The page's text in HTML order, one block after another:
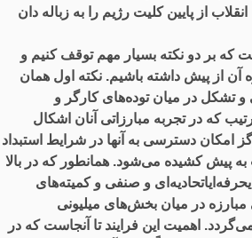
از پایین کلیت رژیم را به زباله دان
که بر دو نکته بسیار مهم توقف کنیم و
آن از پیش داشته باشیم. نکته اول همان
تشکل در میان توده‌های کارگر و
که در تجربه مبارزاتی آنان اشکال
امکان دسترسی به آنها در شرایط استبداد
پیش کشیده می‌شود. همانطور که در بالا
و صنفی و کمیته‌های
در میان بخش‌های میلیونی
اهمیت این فرایند تا آنجاست که در